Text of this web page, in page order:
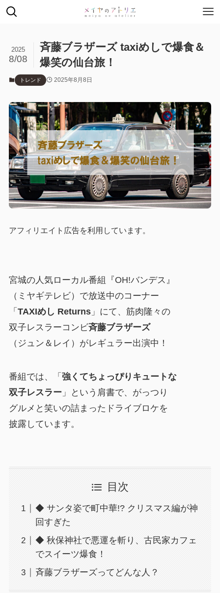
斉藤ブラザーズ taxiめしで爆食＆
爆笑の仙台旅！
2025
8/08
トレンド 2025年8月8日
アフィリエイト広告を利用しています。
宮城の人気ローカル番組『OH!バンデス』
（ミヤギテレビ）で放送中のコーナー
「 TAXIめし Returns」にて、筋肉隆々の
双子レスラーコンビ斉藤ブラザーズ
（ジュン＆レイ）がレギュラー出演中！
番組では、「 強くてちょっぴりキュートな
双子レスラー 」という肩書で、がっつり
グルメと笑いの詰まったドライブロケを
披露しています。
目次
◆ サンタ姿で町中華!? クリスマス編が神
回すぎた
◆ 秋保神社で悪運を斬り、古民家カフェ
でスイーツ爆食！
斉藤ブラザーズってどんな人？